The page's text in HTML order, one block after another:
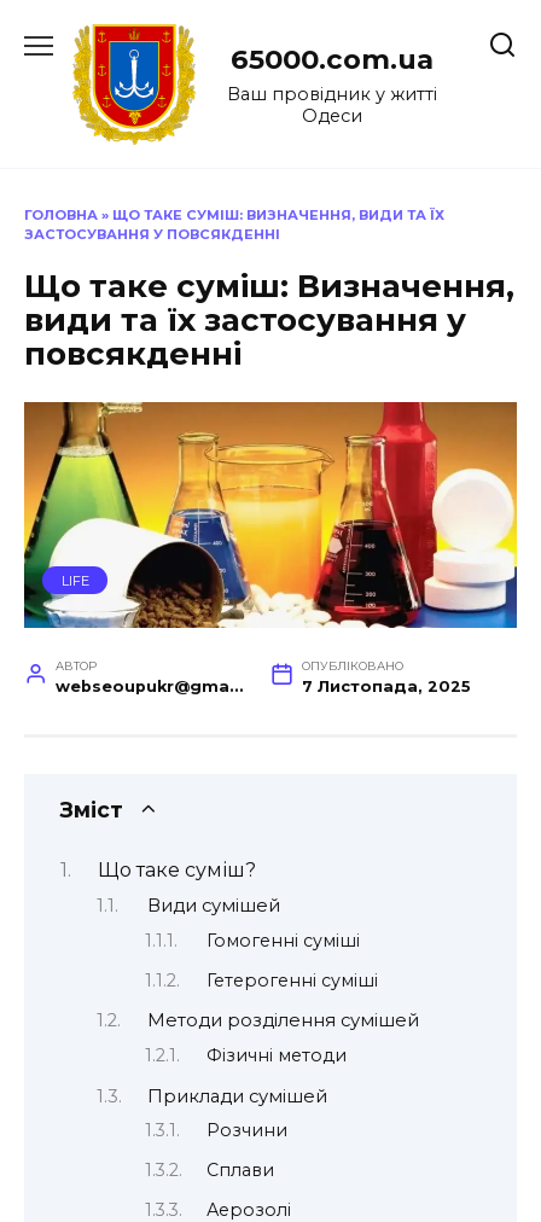
до
65000.com.ua
Ваш провідник у житті
Одеси
ГОЛОВНА » ЩО ТАКЕ СУМІШ: ВИЗНАЧЕННЯ, ВИДИ ТА ЇХ
ЗАСТОСУВАННЯ У ПОВСЯКДЕННІ
Що таке суміш: Визначення,
види та їх застосування у
повсякденні
LIFE
АВТОР
webseoupukr@gmail.com
ОПУБЛІКОВАНО
7 Листопада, 2025
Зміст
Що таке суміш?
Види сумішей
Гомогенні суміші
Гетерогенні суміші
Методи розділення сумішей
Фізичні методи
Приклади сумішей
Розчини
Сплави
Аерозолі